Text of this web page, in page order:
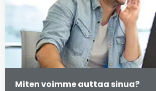
Miten voimme auttaa sinua?